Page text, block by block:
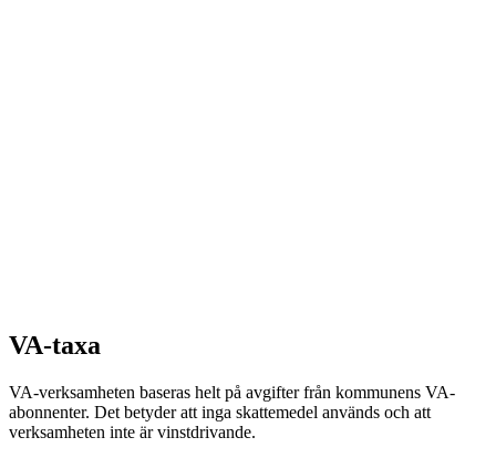
VA-taxa
VA-verksamheten baseras helt på avgifter från kommunens VA-
abonnenter. Det betyder att inga skattemedel används och att
verksamheten inte är vinstdrivande.